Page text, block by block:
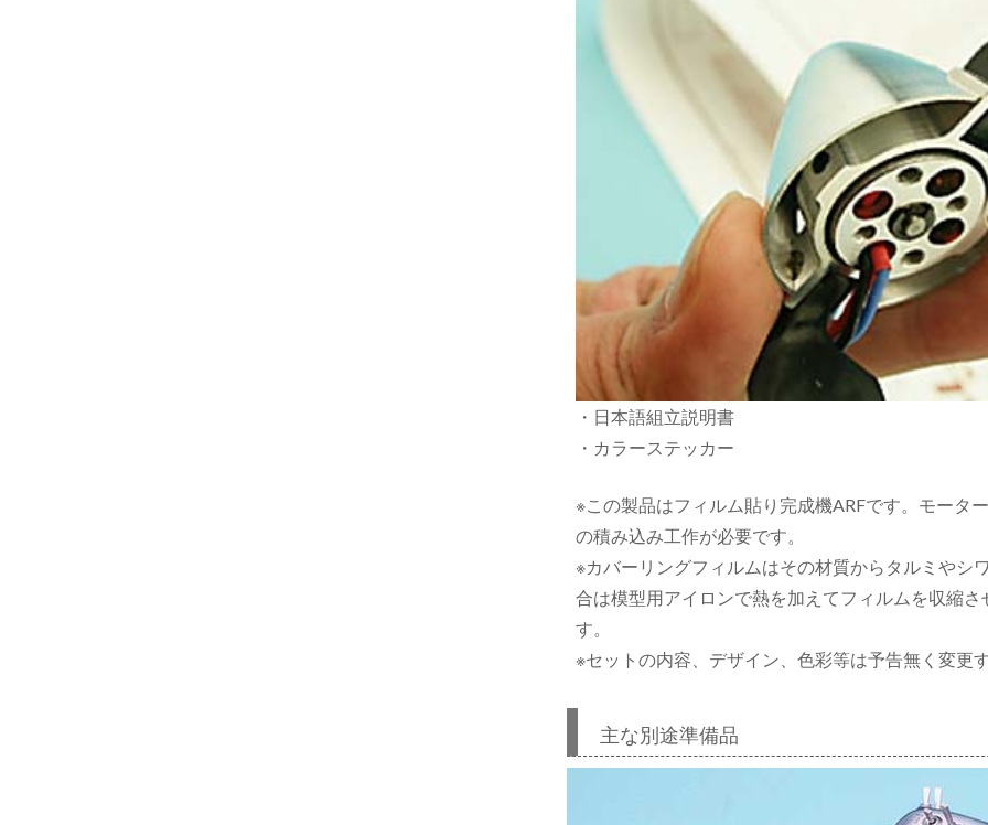
・日本語組立説明書
・カラーステッカー
※この製品はフィルム貼り完成機ARFです。モータ
の積み込み工作が必要です。
※カバーリングフィルムはその材質からタルミやシ
合は模型用アイロンで熱を加えてフィルムを収縮
す。
※セットの内容、デザイン、色彩等は予告無く変更
主な別途準備品